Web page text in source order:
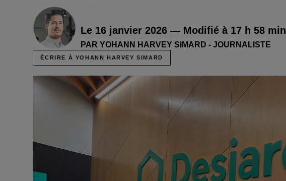
Le 16 janvier 2026 — Modifié à 17 h 58 min
PAR YOHANN HARVEY SIMARD - JOURNALISTE
ÉCRIRE À YOHANN HARVEY SIMARD